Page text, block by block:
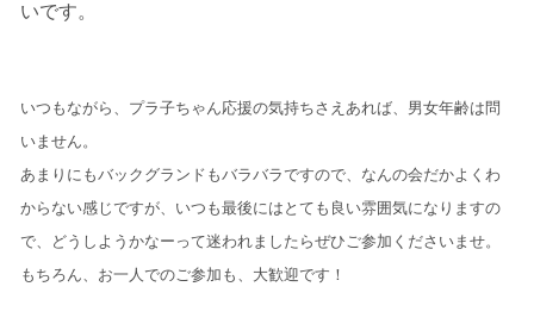
いです。
いつもながら、プラ子ちゃん応援の気持ちさえあれば、男女年齢は問
いません。
あまりにもバックグランドもバラバラですので、なんの会だかよくわ
からない感じですが、いつも最後にはとても良い雰囲気になりますの
で、どうしようかなーって迷われましたらぜひご参加くださいませ。
もちろん、お一人でのご参加も、大歓迎です！